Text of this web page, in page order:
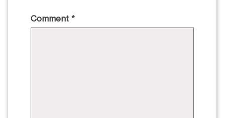
Comment *